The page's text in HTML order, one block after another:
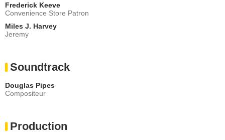
Frederick Keeve
Convenience Store Patron
Miles J. Harvey
Jeremy
Soundtrack
Douglas Pipes
Compositeur
Production